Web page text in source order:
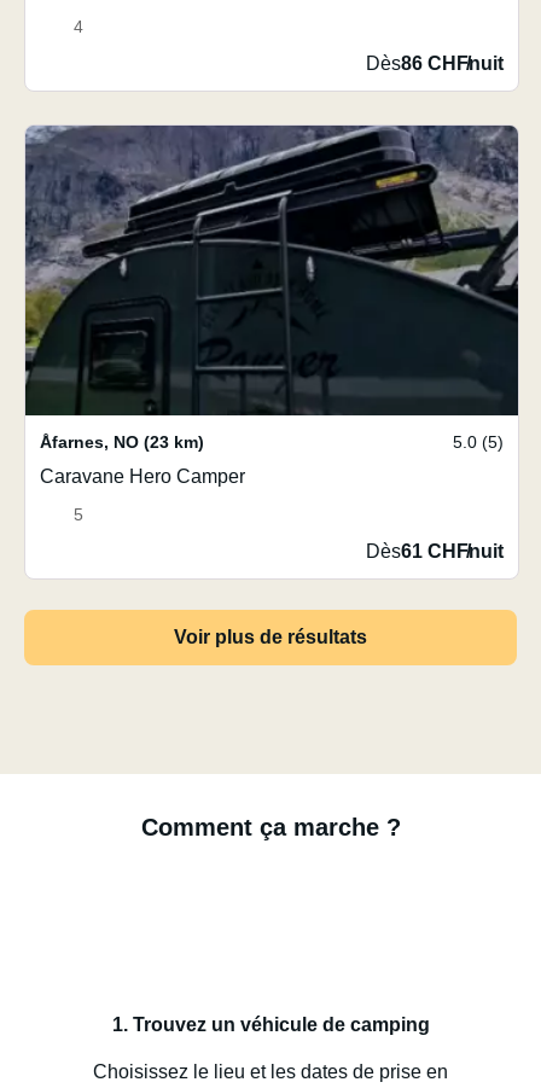
4
Dès86 CHF/nuit
Åfarnes, NO (23 km) 5.0 (5)
Caravane Hero Camper
5
Dès61 CHF/nuit
Voir plus de résultats
Comment ça marche ?
1. Trouvez un véhicule de camping
Choisissez le lieu et les dates de prise en